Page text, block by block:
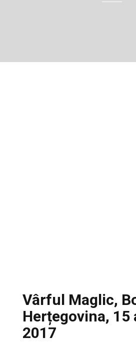
Vârful Maglic,
Herțegovina, 15
2017